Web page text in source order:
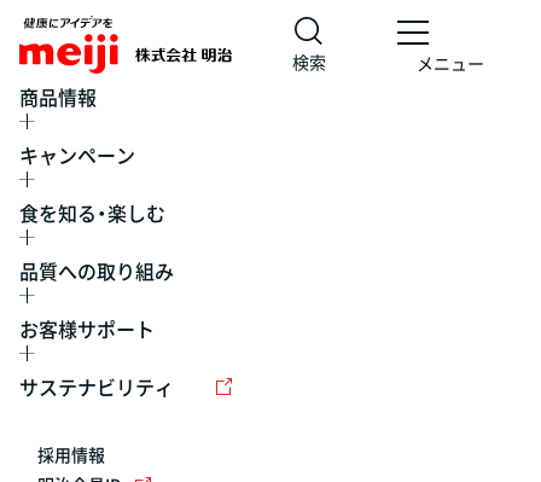
検索 メニュー
商品情報
キャンペーン
食を知る・楽しむ
品質への取り組み
お客様サポート
サステナビリティ
採用情報